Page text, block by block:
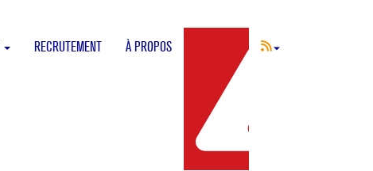
RECRUTEMENT À PROPOS